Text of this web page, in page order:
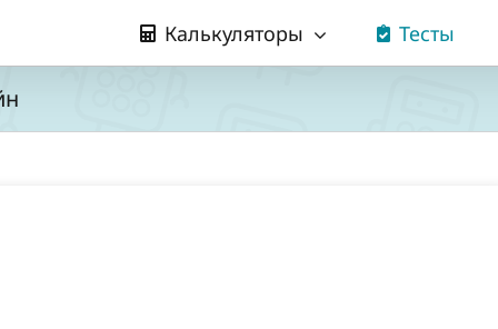
Калькуляторы Тесты